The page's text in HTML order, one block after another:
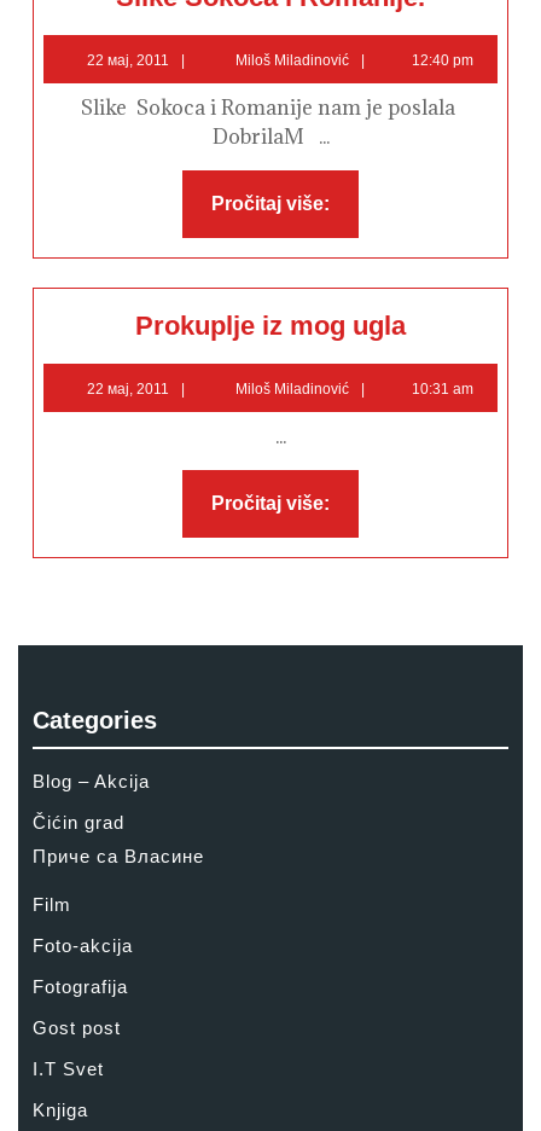
Romanije.
22 мај, 2011
2011
Miloš Miladinović 12:40 pm
Slike Sokoca i Romanije nam je poslala
DobrilaM ...
Pročitaj više:
Prokuplje iz mog uglaiz
ugla
22 мај, 2011
Miloš Miladinović 10:31 am
...
Pročitaj više:
Categories
Blog – Akcija
Čićin grad
Приче са Власине
Film
Foto-akcija
Fotografija
Gost post
I.T Svet
Knjiga